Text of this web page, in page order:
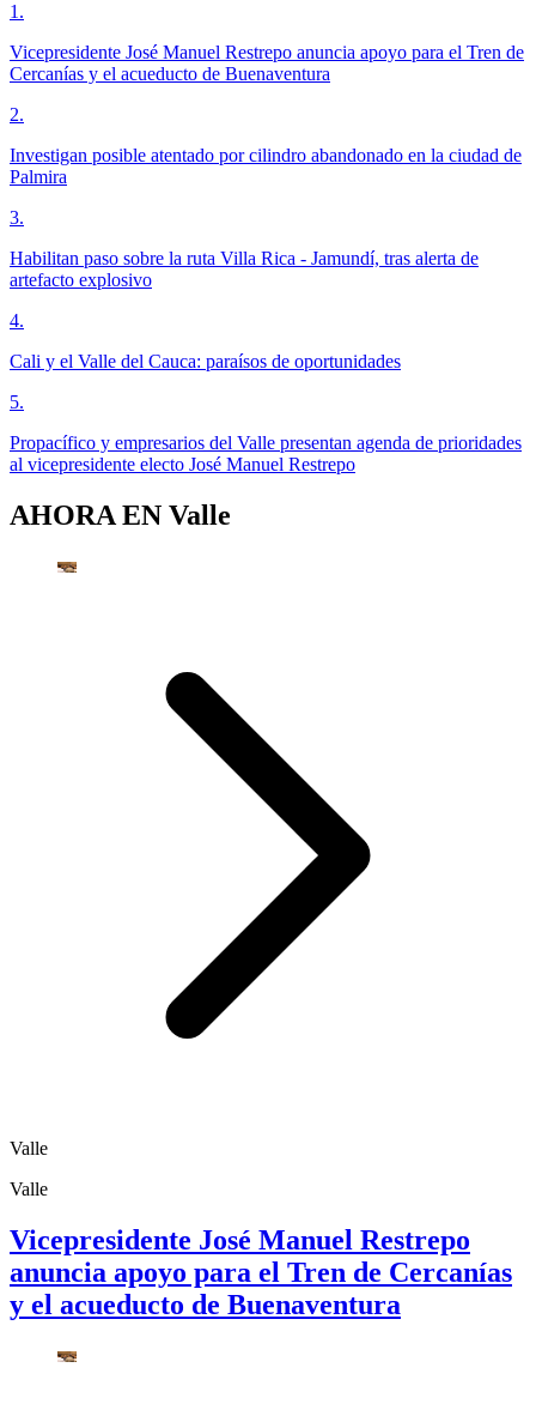
1 .
Vicepresidente José Manuel Restrepo anuncia apoyo para el Tren de
Cercanías y el acueducto de Buenaventura
2.
Investigan posible atentado por cilindro abandonado en la ciudad de
Palmira
3.
Habilitan paso sobre la ruta Villa Rica - Jamundí, tras alerta de
artefacto explosivo
4.
Cali y el Valle del Cauca: paraísos de oportunidades
5.
Propacífico y empresarios del Valle presentan agenda de prioridades
al vicepresidente electo José Manuel Restrepo
AHORA EN Valle
Valle
Valle
Vicepresidente José Manuel Restrepo
anuncia apoyo para el Tren de Cercanías
y el acueducto de Buenaventura